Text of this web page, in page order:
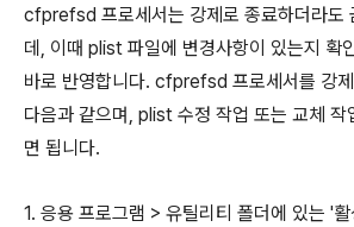
cfprefsd 프로세서는 강제로 종료하더라도
데, 이때 plist 파일에 변경사항이 있는지 확
바로 반영합니다. cfprefsd 프로세서를 강
다음과 같으며, plist 수정 작업 또는 교체 작
면 됩니다.
1. 응용 프로그램 > 유틸리티 폴더에 있는 '